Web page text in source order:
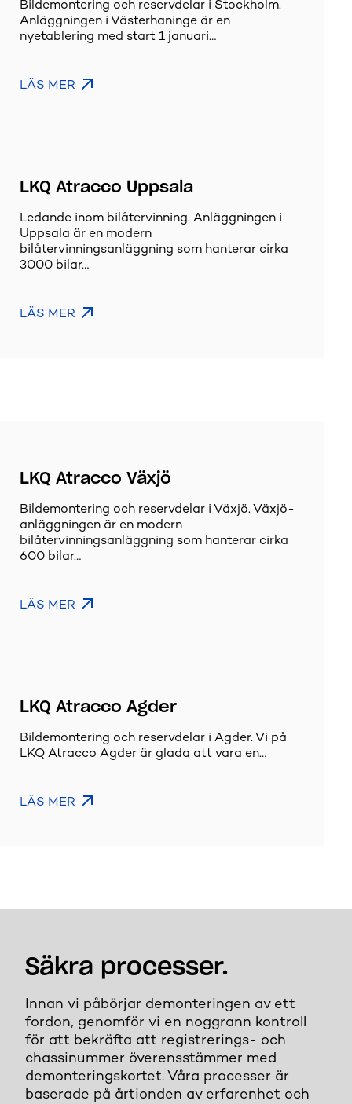
Bildemontering och reservdelar i Stockholm.
Anläggningen i Västerhaninge är en
nyetablering med start 1 januari…
LÄS MER
LKQ Atracco Uppsala
Ledande inom bilåtervinning. Anläggningen i
Uppsala är en modern
bilåtervinningsanläggning som hanterar cirka
3000 bilar…
LÄS MER
LKQ Atracco Växjö
Bildemontering och reservdelar i Växjö. Växjö-
anläggningen är en modern
bilåtervinningsanläggning som hanterar cirka
600 bilar…
LÄS MER
LKQ Atracco Agder
Bildemontering och reservdelar i Agder. Vi på
LKQ Atracco Agder är glada att vara en…
LÄS MER
Säkra processer.
Innan vi påbörjar demonteringen av ett
fordon, genomför vi en noggrann kontroll
för att bekräfta att registrerings- och
chassinummer överensstämmer med
demonteringskortet. Våra processer är
baserade på årtionden av erfarenhet och